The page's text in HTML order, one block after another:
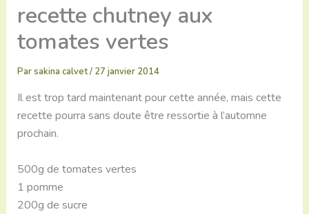
recette chutney aux
tomates vertes
Parsakina calvet/ 27 janvier 2014
Il est trop tard maintenant pour cette année, mais cette
recette pourra sans doute être ressortie à l’automne
prochain.
500g de tomates vertes
1 pomme
200g de sucre